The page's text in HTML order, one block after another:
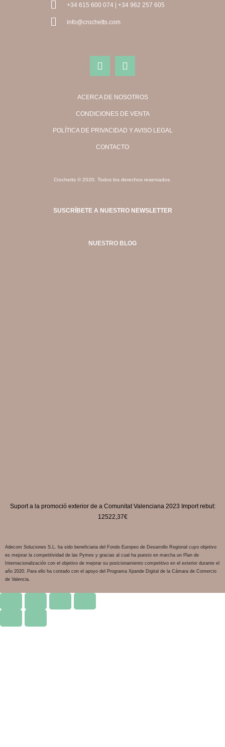
+34 615 600 074 | +34 962 257 605
info@crochetts.com
ACERCA DE NOSOTROS
CONDICIONES DE VENTA
POLÍTICA DE PRIVACIDAD Y AVISO LEGAL
CONTACTO
Crochetts © 2020. Todos los derechos reservados.
SUSCRÍBETE A NUESTRO NEWSLETTER
NUESTRO BLOG
Suport a la promoció exterior de a Comunitat Valenciana 2023 Import rebut:
12522,37€
Adecom Soluciones S.L. ha sido beneficiaria del Fondo Europeo de Desarrollo Regional cuyo objetivo
es mejorar la competitividad de las Pymes y gracias al cual ha puesto en marcha un Plan de
Internacionalización con el objetivo de mejorar su posicionamiento competitivo en el exterior durante el
año 2020. Para ello ha contado con el apoyo del Programa Xpande Digital de la Cámara de Comercio
de Valencia.